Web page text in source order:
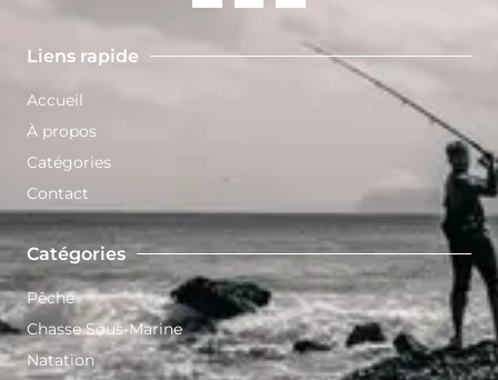
Liens rapide
Accueil
À propos
Catégories
Contact
Catégories
Pêche
Chasse Sous-Marine
Natation